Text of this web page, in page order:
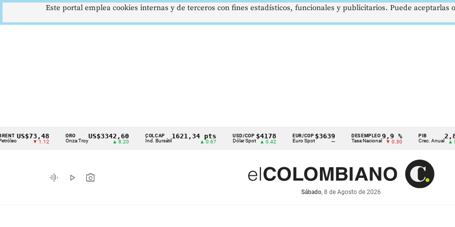
Cintillo
indicadores
económicos
▼ 1.12
ORO
Onza Troy
US$3342,60 COLCAP
Índ. Bursátil
1621,34 pts USD/COP
Dólar Spot
$4178
▲ 0.42
EUR/COP
Euro Spot
$3639
—
DESEMPLEO
Tasa Nacional
9,9 %
▼ 0.30
PIB
Crec. Anual
2,8 %
▲ 0.10
graphic_eq play_arrow photo_camera
Sábado, 8 de Agosto de 2026
Este portal emplea cookies internas y de terceros con fines estadísticos, funcionales y publicitarios. Puede aceptarlas